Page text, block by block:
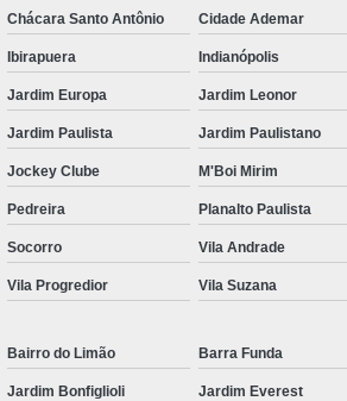
Frutas
Frutas
Empresa de
Kit Lanche
Kit Lanche
Kit Lanche Pronto
Frutas em Pote
Pote de Frutas
Chácara Santo Antônio Cidade Ademar
Ibirapuera Indianópolis
Jardim Europa Jardim Leonor
Jardim Paulista Jardim Paulistano
Jockey Clube M'Boi Mirim
Pedreira Planalto Paulista
Socorro Vila Andrade
Vila Progredior Vila Suzana
Bairro do Limão Barra Funda
Jardim Bonfiglioli Jardim Everest